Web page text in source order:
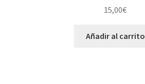
15,00€
Añadir al carrito